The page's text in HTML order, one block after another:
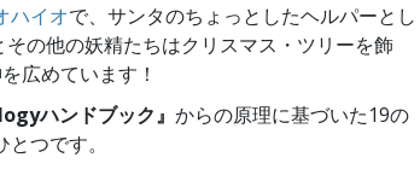
ハイオで、サンタのちょっとしたヘルパーとし
の他の妖精たちはクリスマス・ツリーを飾
広めています！
ハンドブック』 からの原理に基づいた19の
つです。